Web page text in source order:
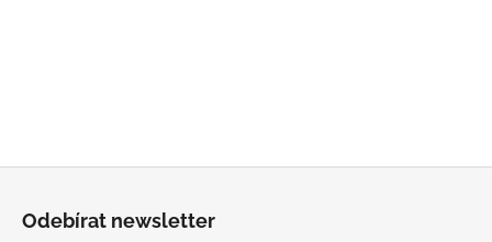
Odebírat newsletter